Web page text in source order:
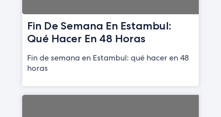
Fin De Semana En Estambul:
Qué Hacer En 48 Horas
Fin de semana en Estambul: qué hacer en 48
horas